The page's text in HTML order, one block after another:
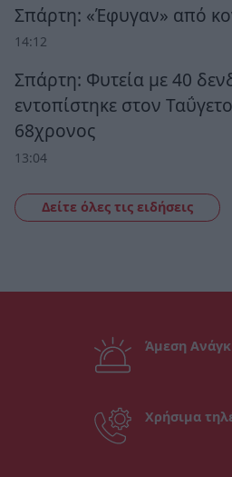
Σπάρτη: «Έφυγαν» από
14:12
Σπάρτη: Φυτεία με 40
εντοπίστηκε στον
68χρονος
13:04
Δείτε όλες τις ειδήσεις
Άμεση
Χρήσιμα